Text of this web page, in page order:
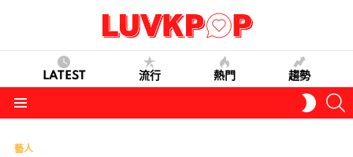
LATEST 流行 熱門 趨勢
SKIN
藝人